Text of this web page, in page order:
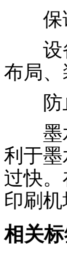
保证
设备
布局、
防止
墨水
利于
过快
印刷机
相关标